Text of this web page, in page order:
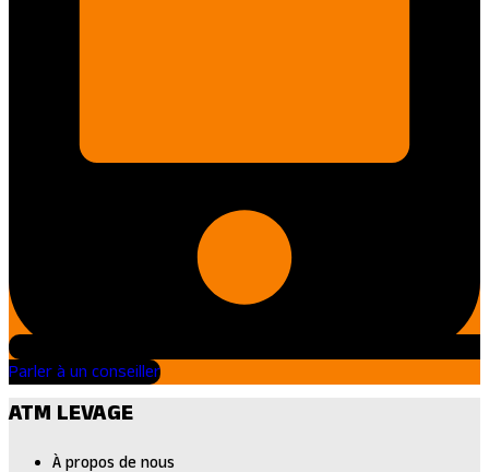
Parler à un conseiller
ATM LEVAGE
À propos de nous